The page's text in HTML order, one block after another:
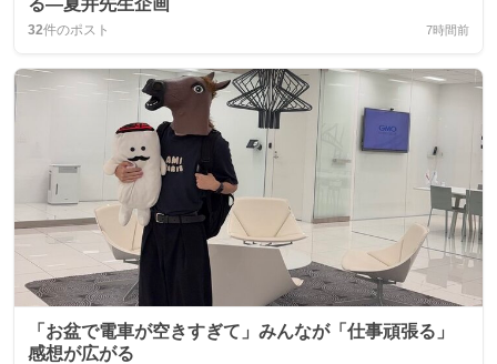
32件のポスト 7時間前
「お盆で電車が空きすぎて」みんなが「仕事頑張る」
感想が広がる